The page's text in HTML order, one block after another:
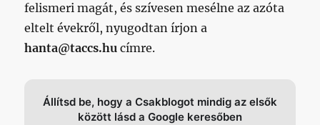
felismeri magát, és szívesen mesélne az azóta
eltelt évekről, nyugodtan írjon a
hanta@taccs.hu címre.
Állítsd be, hogy a Csakblogot mindig az elsők
között lásd a Google keresőben